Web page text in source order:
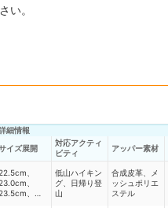
い。
細情報
イズ展開
対応アクティ
ビティ
アッパー素材
22.5cm、
23.0cm、
23.5cm、
低山ハイキン
グ、日帰り登
山
合成皮革、メ
ッシュポリエ
ステル